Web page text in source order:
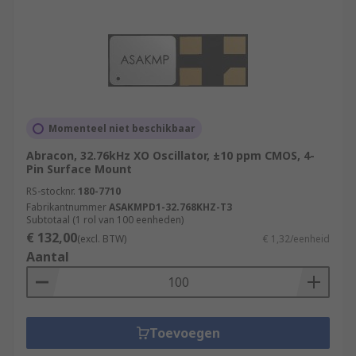
Momenteel niet beschikbaar
Abracon, 32.76kHz XO Oscillator, ±10 ppm CMOS, 4-
Pin Surface Mount
RS-stocknr. 180-7710
FabrikantnummerASAKMPD1-32.768KHZ-T3
Subtotaal (1 rol van 100 eenheden)
€ 132,00(excl. BTW) € 1,32/eenheid
Aantal
Toevoegen